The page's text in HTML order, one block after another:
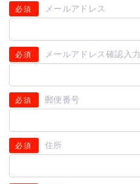
必須 メールアドレス
必須 メールアドレス確認入力
必須 郵便番号
必須 住所